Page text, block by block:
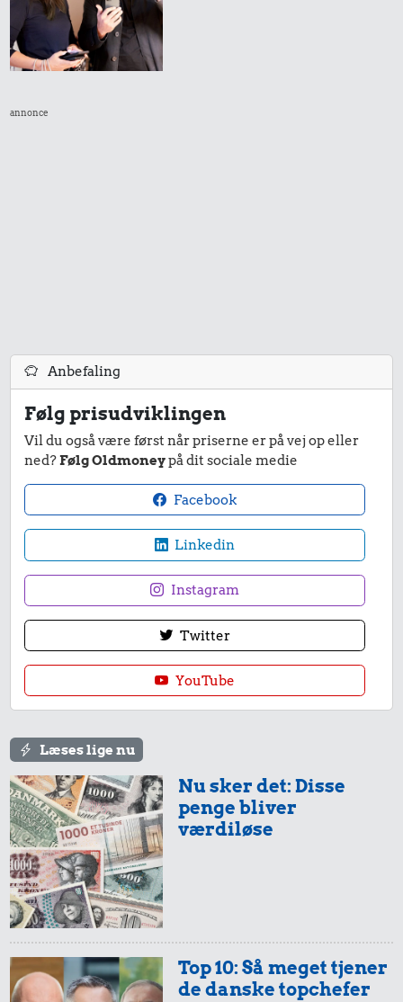
annonce
Anbefaling
Følg prisudviklingen
Vil du også være først når priserne er på vej op eller
ned?Følg Oldmoneypå dit sociale medie
Facebook
Linkedin
Instagram
Twitter
YouTube
Læses lige nu
Nu sker det: Disse
penge bliver
værdiløse
Top 10: Så meget tjener
de danske topchefer